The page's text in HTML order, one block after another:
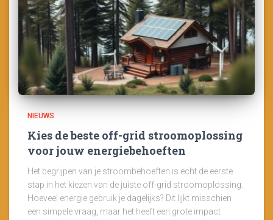
NIEUWS
Kies de beste off-grid stroomoplossing
voor jouw energiebehoeften
Het begrijpen van je stroombehoeften is echt de eerste
stap in het kiezen van de juiste off-grid stroomoplossing.
Hoeveel energie gebruik je dagelijks? Dit lijkt misschien
een simpele vraag, maar het heeft een grote impact